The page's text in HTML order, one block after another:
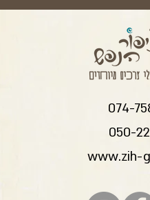
074-
050-
www.zih-